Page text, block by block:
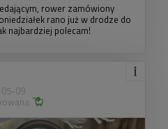
rower zamówiony
rano już w drodze do
najbardziej polecam!
09